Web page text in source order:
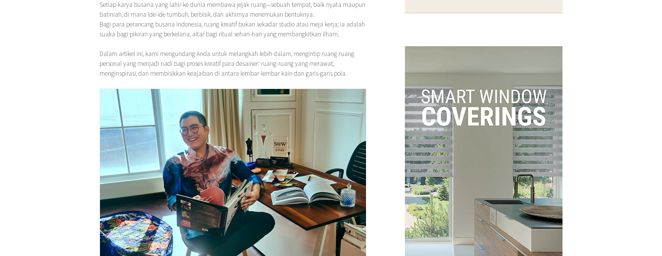
Setiap karya busana yang lahir ke dunia membawa jejak ruang—sebuah tempat, baik nyata maupun
batiniah, di mana ide-ide tumbuh, berbisik, dan akhirnya menemukan bentuknya.
Bagi para perancang busana Indonesia, ruang kreatif bukan sekadar studio atau meja kerja; ia adalah
suaka bagi pikiran yang berkelana, altar bagi ritual sehari-hari yang membangkitkan ilham.
Dalam artikel ini, kami mengundang Anda untuk melangkah lebih dalam, mengintip ruang-ruang
personal yang menjadi nadi bagi proses kreatif para desainer: ruang-ruang yang merawat,
menginspirasi, dan membisikkan keajaiban di antara lembar-lembar kain dan garis-garis pola.